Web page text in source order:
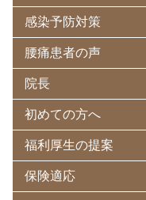
感染予防対策
腰痛患者の声
院長
初めての方へ
福利厚生の提案
保険適応